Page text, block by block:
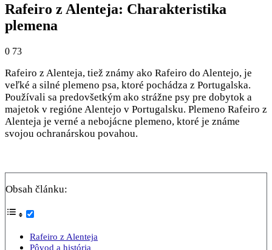
Rafeiro z Alenteja: Charakteristika
plemena
0 73
Rafeiro z Alenteja, tiež známy ako Rafeiro do Alentejo, je
veľké a silné plemeno psa, ktoré pochádza z Portugalska.
Používali sa predovšetkým ako strážne psy pre dobytok a
majetok v regióne Alentejo v Portugalsku. Plemeno Rafeiro z
Alenteja je verné a nebojácne plemeno, ktoré je známe
svojou ochranárskou povahou.
Obsah článku:
Rafeiro z Alenteja
Pôvod a história